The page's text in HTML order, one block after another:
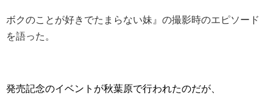
ボクのことが好きでたまらない妹』の撮影時のエピソード
を語った。
発売記念のイベントが秋葉原で行われたのだが、